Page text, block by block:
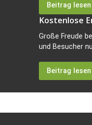
Beitrag lesen
Kostenlose
Große Freude
und Besucher
Beitrag lesen